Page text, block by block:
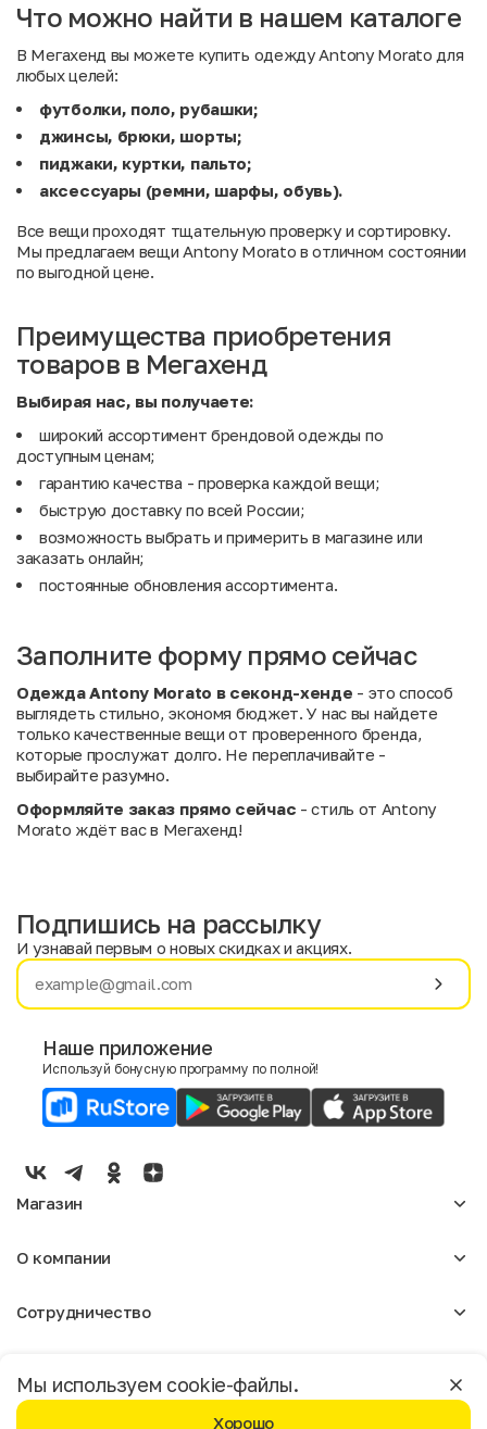
Что можно найти в нашем каталоге
В Мегахенд вы можете купить одежду Antony Morato для
любых целей:
футболки, поло, рубашки;
джинсы, брюки, шорты;
пиджаки, куртки, пальто;
аксессуары (ремни, шарфы, обувь).
Все вещи проходят тщательную проверку и сортировку.
Мы предлагаем вещи Antony Morato в отличном состоянии
по выгодной цене.
Преимущества приобретения
товаров в Мегахенд
Выбирая нас, вы получаете:
широкий ассортимент брендовой одежды по
доступным ценам;
гарантию качества - проверка каждой вещи;
быструю доставку по всей России;
возможность выбрать и примерить в магазине или
заказать онлайн;
постоянные обновления ассортимента.
Заполните форму прямо сейчас
Одежда Antony Morato в секонд-хенде - это способ
выглядеть стильно, экономя бюджет. У нас вы найдете
только качественные вещи от проверенного бренда,
которые прослужат долго. Не переплачивайте -
выбирайте разумно.
Оформляйте заказ прямо сейчас - стиль от Antony
Morato ждёт вас в Мегахенд!
Имя
E-mail
Мужской
Женский
Мы используем cookie-файлы.
Хорошо
Москва
Подпишись на рассылку
И узнавай первым о новых скидках и акциях.
Наше приложение
Используй бонусную программу по полной!
Магазин
Мужское
О компании
Отзывы
Магазины
Сотрудничество
Реклама
Доставка и оплата
Бонусная программа
Политика конфиденциальности